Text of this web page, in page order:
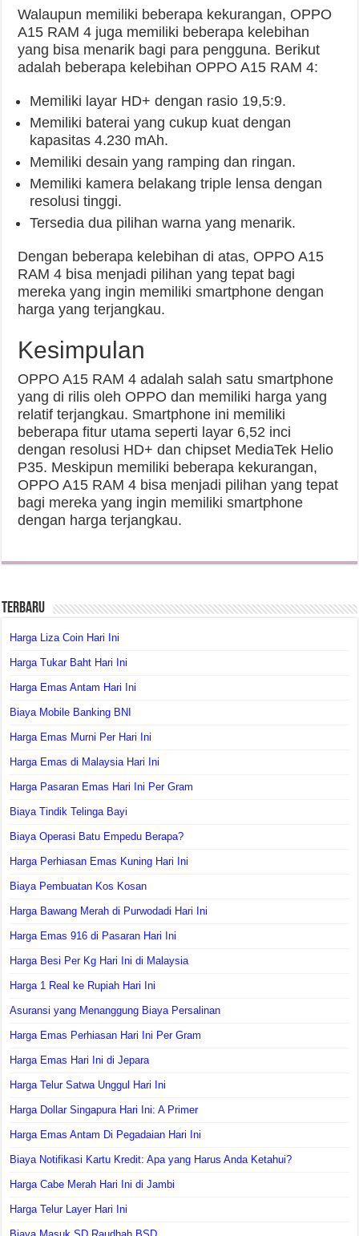
Walaupun memiliki beberapa kekurangan, OPPO
A15 RAM 4 juga memiliki beberapa kelebihan
yang bisa menarik bagi para pengguna. Berikut
adalah beberapa kelebihan OPPO A15 RAM 4:
Memiliki layar HD+ dengan rasio 19,5:9.
Memiliki baterai yang cukup kuat dengan
kapasitas 4.230 mAh.
Memiliki desain yang ramping dan ringan.
Memiliki kamera belakang triple lensa dengan
resolusi tinggi.
Tersedia dua pilihan warna yang menarik.
Dengan beberapa kelebihan di atas, OPPO A15
RAM 4 bisa menjadi pilihan yang tepat bagi
mereka yang ingin memiliki smartphone dengan
harga yang terjangkau.
Kesimpulan
OPPO A15 RAM 4 adalah salah satu smartphone
yang di rilis oleh OPPO dan memiliki harga yang
relatif terjangkau. Smartphone ini memiliki
beberapa fitur utama seperti layar 6,52 inci
dengan resolusi HD+ dan chipset MediaTek Helio
P35. Meskipun memiliki beberapa kekurangan,
OPPO A15 RAM 4 bisa menjadi pilihan yang tepat
bagi mereka yang ingin memiliki smartphone
dengan harga terjangkau.
Terbaru
Harga Liza Coin Hari Ini
Harga Tukar Baht Hari Ini
Harga Emas Antam Hari Ini
Biaya Mobile Banking BNI
Harga Emas Murni Per Hari Ini
Harga Emas di Malaysia Hari Ini
Harga Pasaran Emas Hari Ini Per Gram
Biaya Tindik Telinga Bayi
Biaya Operasi Batu Empedu Berapa?
Harga Perhiasan Emas Kuning Hari Ini
Biaya Pembuatan Kos Kosan
Harga Bawang Merah di Purwodadi Hari Ini
Harga Emas 916 di Pasaran Hari Ini
Harga Besi Per Kg Hari Ini di Malaysia
Harga 1 Real ke Rupiah Hari Ini
Asuransi yang Menanggung Biaya Persalinan
Harga Emas Perhiasan Hari Ini Per Gram
Harga Emas Hari Ini di Jepara
Harga Telur Satwa Unggul Hari Ini
Harga Dollar Singapura Hari Ini: A Primer
Harga Emas Antam Di Pegadaian Hari Ini
Biaya Notifikasi Kartu Kredit: Apa yang Harus Anda Ketahui?
Harga Cabe Merah Hari Ini di Jambi
Harga Telur Layer Hari Ini